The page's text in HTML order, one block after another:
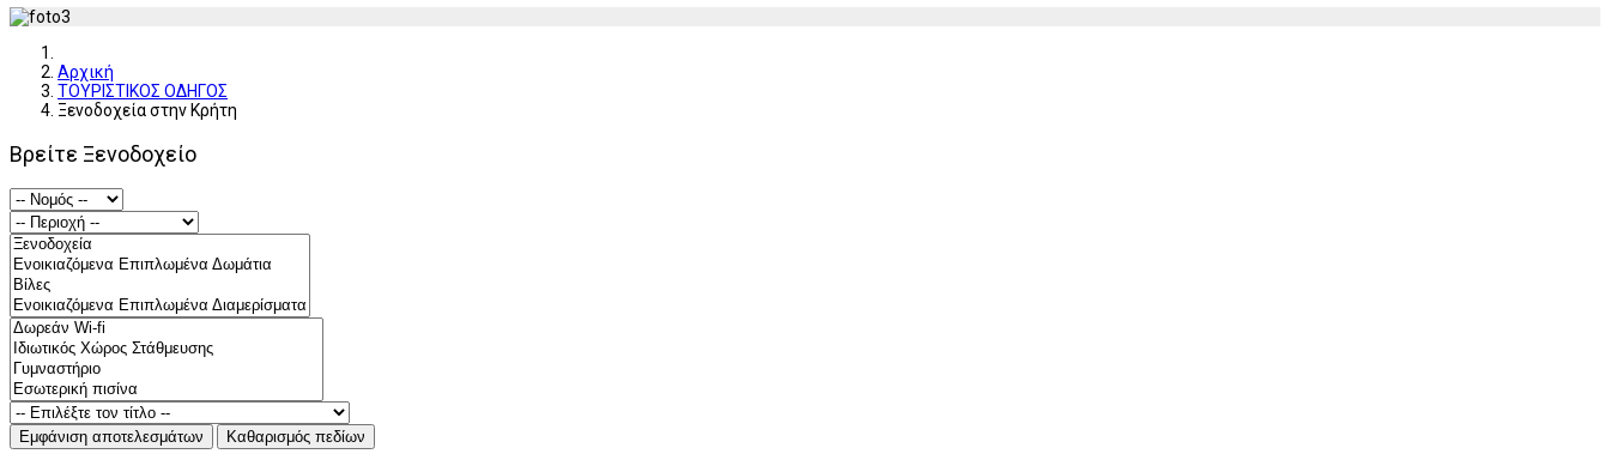
Αρχική
ΤΟΥΡΙΣΤΙΚΟΣ ΟΔΗΓΟΣ
Ξενοδοχεία στην Κρήτη
Βρείτε Ξενοδοχείο